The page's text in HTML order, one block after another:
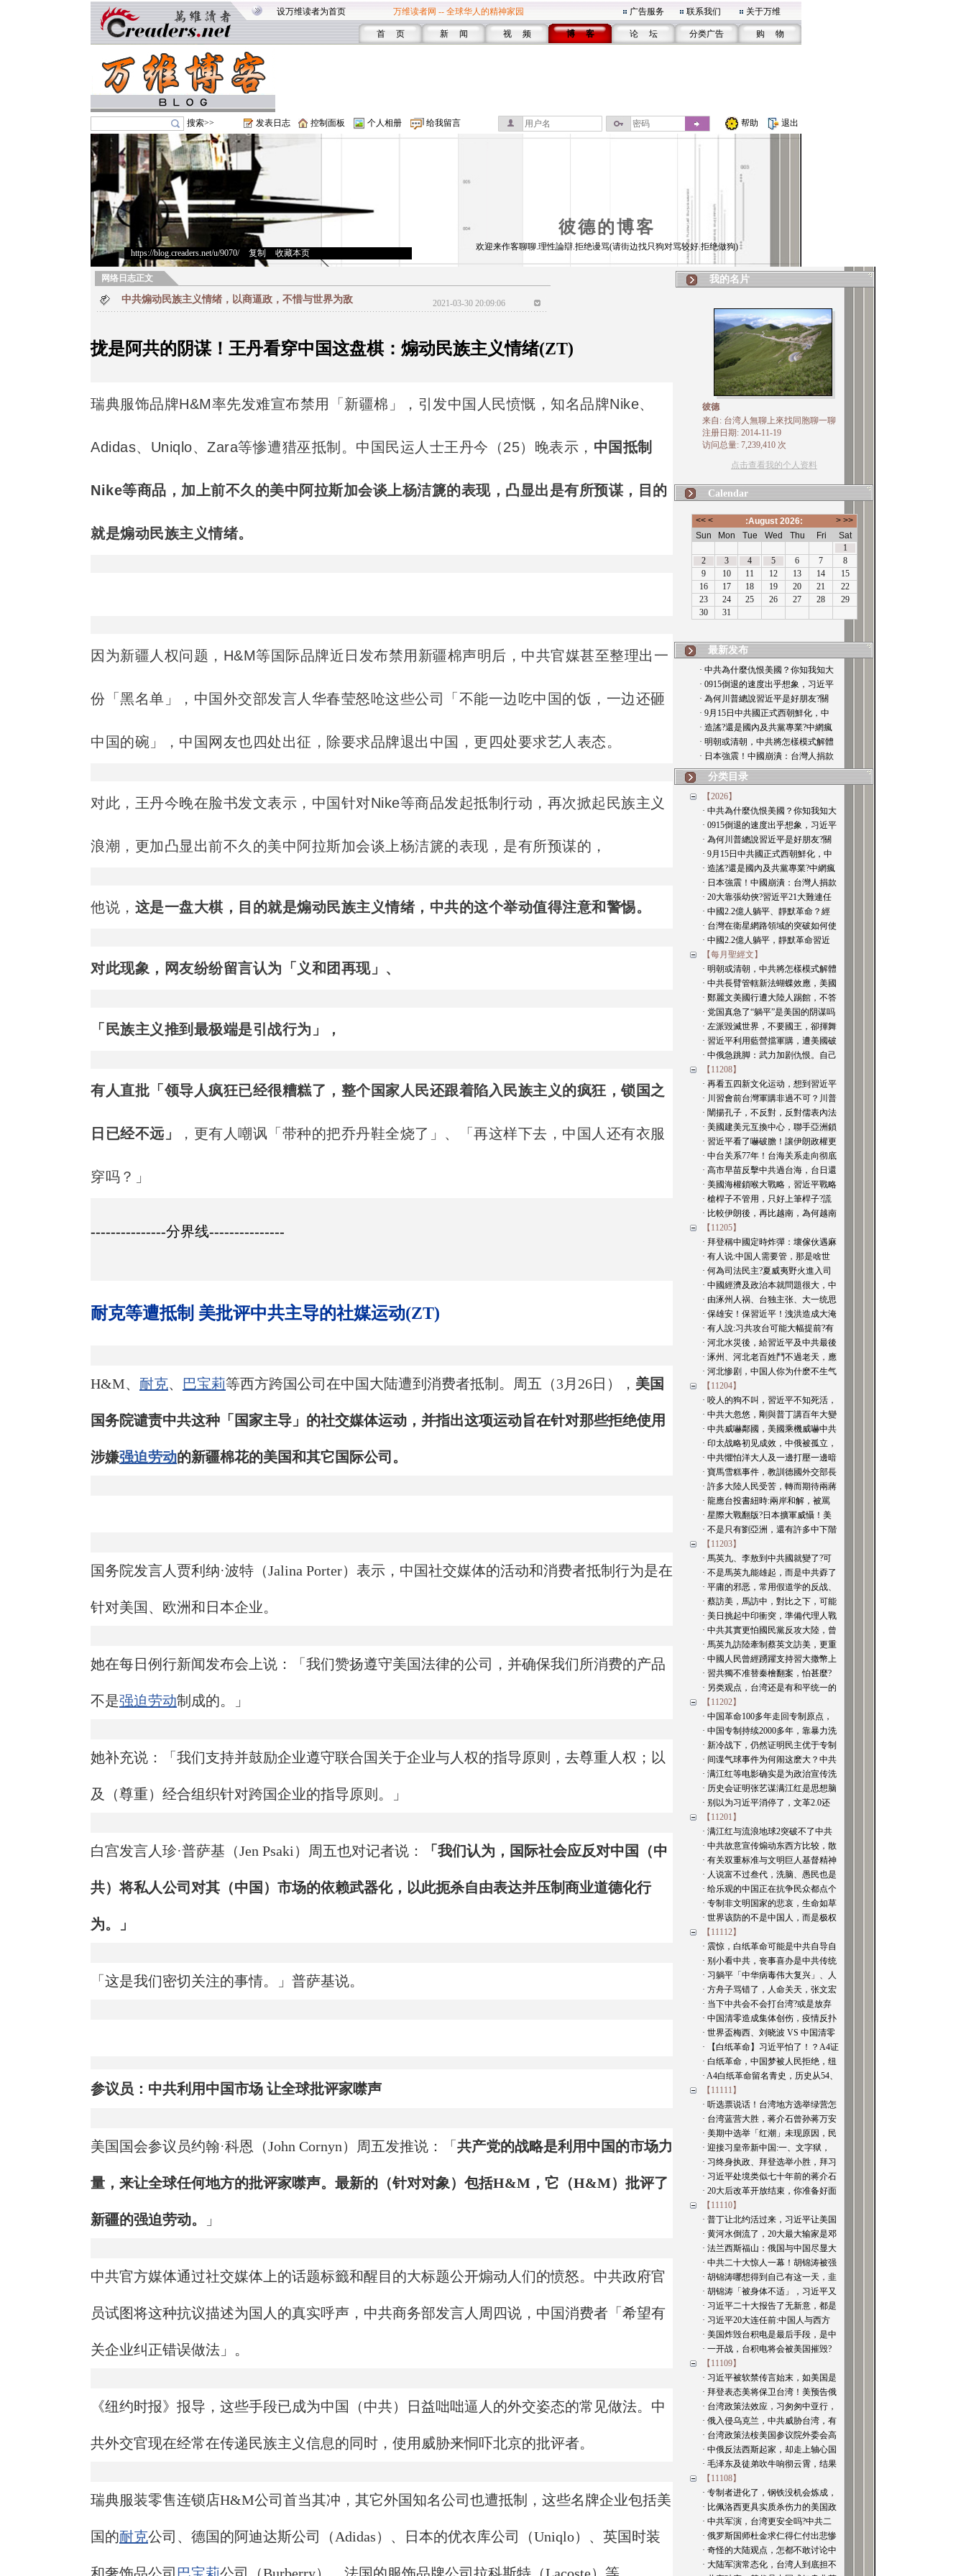
设万维读者为首页 万维读者网 -- 全球华人的精神家园 广告服务 联系我们 关于万维
首 页 新 闻 视 频 博 客 论 坛 分类广告 购 物
搜索>> 发表日志 控制面板 个人相册 给我留言 帮助 退出
彼德的博客
https://blog.creaders.net/u/9070/> 复制 收藏本页
欢迎来作客聊聊.理性論辯.拒绝谩骂(请街边找只狗对骂较好.拒绝做狗)
网络日志正文
中共煽动民族主义情绪，以商逼政，不惜与世界为敌 2021-03-30 20:09:06
拢是阿共的阴谋！王丹看穿中国这盘棋：煽动民族主义情绪(ZT)
瑞典服饰品牌H&M率先发难宣布禁用「新疆棉」，引发中国人民愤慨，知名品牌Nike、
Adidas、Uniqlo、Zara等惨遭猎巫抵制。中国民运人士王丹今（25）晚表示， 中国抵制
Nike等商品，加上前不久的美中阿拉斯加会谈上杨洁篪的表现，凸显出是有所预谋，目的
就是煽动民族主义情绪。
因为新疆人权问题，H&M等国际品牌近日发布禁用新疆棉声明后，中共官媒甚至整理出一
份「黑名单」，中国外交部发言人华春莹怒呛这些公司「不能一边吃中国的饭，一边还砸
中国的碗」，中国网友也四处出征，除要求品牌退出中国，更四处要求艺人表态。
对此，王丹今晚在脸书发文表示，中国针对Nike等商品发起抵制行动，再次掀起民族主义
浪潮，更加凸显出前不久的美中阿拉斯加会谈上杨洁篪的表现，是有所预谋的，
他说， 这是一盘大棋，目的就是煽动民族主义情绪，中共的这个举动值得注意和警惕。
对此现象，网友纷纷留言认为「义和团再现」、
「民族主义推到最极端是引战行为」，
有人直批「领导人疯狂已经很糟糕了，整个国家人民还跟着陷入民族主义的疯狂，锁国之
日已经不远」 ，更有人嘲讽「带种的把乔丹鞋全烧了」、「再这样下去，中国人还有衣服
穿吗？」
---------------分界线---------------
耐克等遭抵制 美批评中共主导的社媒运动(ZT)
H&M、 耐克、 巴宝莉等西方跨国公司在中国大陆遭到消费者抵制。周五（3月26日）， 美国
国务院谴责中共这种「国家主导」的社交媒体运动，并指出这项运动旨在针对那些拒绝使用
涉嫌强迫劳动的新疆棉花的美国和其它国际公司。
国务院发言人贾利纳·波特（Jalina Porter）表示，中国社交媒体的活动和消费者抵制行为是在
针对美国、欧洲和日本企业。
她在每日例行新闻发布会上说：「我们赞扬遵守美国法律的公司，并确保我们所消费的产品
不是强迫劳动制成的。」
她补充说：「我们支持并鼓励企业遵守联合国关于企业与人权的指导原则，去尊重人权；以
及（尊重）经合组织针对跨国企业的指导原则。」
白宫发言人珍·普萨基（Jen Psaki）周五也对记者说： 「我们认为，国际社会应反对中国（中
共）将私人公司对其（中国）市场的依赖武器化，以此扼杀自由表达并压制商业道德化行
为。」
「这是我们密切关注的事情。」普萨基说。
参议员：中共利用中国市场 让全球批评家噤声
美国国会参议员约翰·科恩（John Cornyn）周五发推说：「 共产党的战略是利用中国的市场力
量，来让全球任何地方的批评家噤声。最新的（针对对象）包括H&M，它（H&M）批评了
新疆的强迫劳动。 」
中共官方媒体通过社交媒体上的话题标籤和醒目的大标题公开煽动人们的愤怒。中共政府官
员试图将这种抗议描述为国人的真实呼声，中共商务部发言人周四说，中国消费者「希望有
关企业纠正错误做法」。
《纽约时报》报导，这些手段已成为中国（中共）日益咄咄逼人的外交姿态的常见做法。中
共外交官现在经常在传递民族主义信息的同时，使用威胁来恫吓北京的批评者。
瑞典服装零售连锁店H&M公司首当其冲，其它外国知名公司也遭抵制，这些名牌企业包括美
国的耐克公司、德国的阿迪达斯公司（Adidas）、日本的优衣库公司（Uniqlo）、英国时装
我的名片
彼德
来自: 台湾人無聊上來找同胞聊一聊
注册日期: 2014-11-19
访问总量: 7,239,410 次
点击查看我的个人资料
Calendar
最新发布
· 中共為什麼仇恨美國？你知我知大
· 0915倒退的速度出乎想象，习近平
· 為何川普總說習近平是好朋友?關
· 9月15日中共國正式西朝鮮化，中
· 造謠?還是國內及共黨專業?中網瘋
· 明朝或清朝，中共將怎樣模式解體
· 日本強震！中國崩潰：台灣人捐款
分类目录
【2026】
· 中共為什麼仇恨美國？你知我知大
· 0915倒退的速度出乎想象，习近平
· 為何川普總說習近平是好朋友?關
· 9月15日中共國正式西朝鮮化，中
· 造謠?還是國內及共黨專業?中網瘋
· 日本強震！中國崩潰：台灣人捐款
· 20大靠張幼俠?習近平21大難連任
· 中國2.2億人躺平、靜默革命？經
· 台灣在衛星網路領域的突破如何使
· 中國2.2億人躺平，靜默革命習近
【每月聖經文】
· 明朝或清朝，中共將怎樣模式解體
· 中共長臂管轄新法蝴蝶效應，美國
· 鄭麗文美國行遭大陸人踢館，不答
· 党国真急了“躺平”是美国的阴谋吗
· 左派毀滅世界，不要國王，卻揮舞
· 習近平利用藍營擋軍購，遭美國破
· 中俄急跳脚：武力加剧仇恨。自己
【11208】
· 再看五四新文化运动，想到習近平
· 川習會前台灣軍購非過不可？川普
· 闡揚孔子，不反對，反對儒表內法
· 美國建美元互換中心，聯手亞洲鎖
· 習近平看了嚇破膽！讓伊朗政權更
· 中台关系77年！台海关系走向彻底
· 高市早苗反擊中共過台海，台日還
· 美國海權鎖喉大戰略，習近平戰略
· 槍桿子不管用，只好上筆桿子?謊
· 比較伊朗後，再比越南，為何越南
【11205】
· 拜登稱中國定時炸彈：壞傢伙遇麻
· 有人说:中国人需要管，那是啥世
· 何為司法民主?夏威夷野火進入司
· 中國經濟及政治本就問題很大，中
· 由涿州人祸、台独主张、大一统思
· 保雄安！保習近平！洩洪造成大淹
· 有人說:习共攻台可能大幅提前?有
· 河北水災後，給習近平及中共最後
· 涿州、河北老百姓鬥不過老天，應
· 河北惨剧，中国人你为什麽不生气
【11204】
· 咬人的狗不叫，習近平不知死活，
· 中共大忽悠，剛與普丁講百年大變
· 中共威嚇鄰國，美國乘機威嚇中共
· 印太战略初见成效，中俄被孤立，
· 中共懼怕洋大人及一邊打壓一邊暗
· 寶馬雪糕事件，教訓德國外交部長
· 許多大陸人民受苦，轉而期待兩蔣
· 龍應台投書紐時:兩岸和解，被罵
· 星際大戰翻版?日本擴軍威懾！美
· 不是只有劉亞洲，還有許多中下階
【11203】
· 馬英九、李敖到中共國就變了?可
· 不是馬英九能雄起，而是中共孬了
· 平庸的邪恶，常用假道学的反战、
· 蔡訪美，馬訪中，對比之下，可能
· 美日挑起中印衝突，準備代理人戰
· 中共其實更怕國民黨反攻大陸，曾
· 馬英九訪陸牽制蔡英文訪美，更重
· 中國人民曾經踴躍支持習大撒幣上
· 習共獨不准替秦檜翻案，怕甚麼?
· 另类观点，台湾还是有和平统一的
【11202】
· 中国革命100多年走回专制原点，
· 中国专制持续2000多年，靠暴力洗
· 新冷战下，仍然证明民主优于专制
· 间谍气球事件为何闹这麽大？中共
· 满江红等电影确实是为政治宣传洗
· 历史会证明张艺谋满江红是思想脑
· 别以为习近平消停了，文革2.0还
【11201】
· 满江红与流浪地球2突破不了中共
· 中共故意宣传煽动东西方比较，散
· 有关双重标准与文明巨人基督精神
· 人说富不过叁代，洗脑、愚民也是
· 给乐观的中国正在抗争民众都点个
· 专制非文明国家的悲哀，生命如草
· 世界该防的不是中国人，而是极权
【11112】
· 震惊，白纸革命可能是中共自导自
· 别小看中共，丧事喜办是中共传统
· 习躺平「中华病毒伟大复兴」、人
· 方舟子骂错了，人命关天，张文宏
· 当下中共会不会打台湾?或是放弃
· 中国清零造成集体创伤，疫情反扑
· 世界盃梅西、刘晓波 VS 中国清零
· 【白纸革命】习近平怕了！？A4证
· 白纸革命，中国梦被人民拒绝，纽
· A4白纸革命留名青史，历史从54、
【11111】
· 听选票说话！台湾地方选举绿营怎
· 台湾蓝营大胜，蒋介石曾孙蒋万安
· 美期中选举「红潮」未现原因，民
· 迎接习皇帝新中国:一、文字狱，
· 习终身执政、拜登选举小胜，拜习
· 习近平处境类似七十年前的蒋介石
· 20大后改革开放结束，你准备好面
【11110】
· 普丁让北约活过来，习近平让美国
· 黄河水倒流了，20大最大输家是邓
· 法兰西斯福山：俄国与中国尽显大
· 中共二十大惊人一幕！胡锦涛被强
· 胡锦涛哪想得到自己有这一天，韭
· 胡锦涛「被身体不适」，习近平又
· 习近平二十大报告了无新意，都是
· 习近平20大连任前:中国人与西方
· 美国炸毁台积电是最后手段，是中
· 一开战，台积电将会被美国摧毁?
【11109】
· 习近平被软禁传言始末，如美国是
· 拜登表态美将保卫台湾！美预告俄
· 台湾政策法效应，习匆匆中亚行，
· 俄入侵乌克兰，中共威胁台湾，有
· 台湾政策法桉美国参议院外委会高
· 中俄反法西斯起家，却走上轴心国
· 毛泽东及徒弟吹牛响彻云霄，结果
【11108】
· 专制者进化了，钢铁没机会炼成，
· 比佩洛西更具实质杀伤力的美国政
· 中共军演，台湾更安全吗?中共二
· 俄罗斯国师杜金求仁得仁付出悲惨
· 奇怪的大陆观点，怎都不敢讨论中
· 大陆军演常态化，台湾人到底担不